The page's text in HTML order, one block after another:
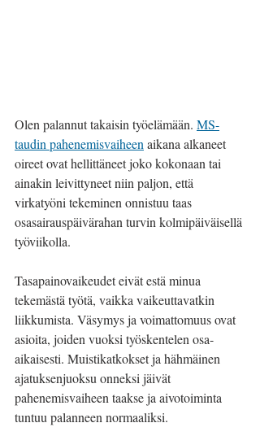
Olen palannut takaisin työelämään. MS-
taudin pahenemisvaiheen aikana alkaneet
oireet ovat hellittäneet joko kokonaan tai
ainakin leivittyneet niin paljon, että
virkatyöni tekeminen onnistuu taas
osasairauspäivärahan turvin kolmipäiväisellä
työviikolla.
Tasapainovaikeudet eivät estä minua
tekemästä työtä, vaikka vaikeuttavatkin
liikkumista. Väsymys ja voimattomuus ovat
asioita, joiden vuoksi työskentelen osa-
aikaisesti. Muistikatkokset ja hähmäinen
ajatuksenjuoksu onneksi jäivät
pahenemisvaiheen taakse ja aivotoiminta
tuntuu palanneen normaaliksi.